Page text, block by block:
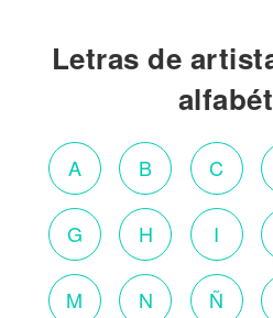
Letras de
A B C
G H I
M N Ñ